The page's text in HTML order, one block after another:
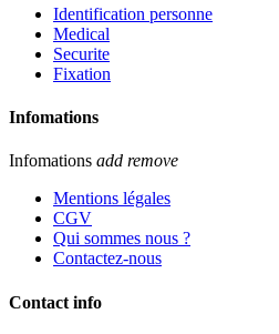
Identification personne
Medical
Securite
Fixation
Infomations
Infomations add remove
Mentions légales
CGV
Qui sommes nous ?
Contactez-nous
Contact info